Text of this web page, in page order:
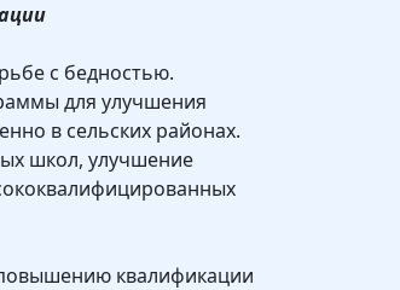
с бедностью.
для улучшения
в сельских районах.
школ, улучшение
квалификации